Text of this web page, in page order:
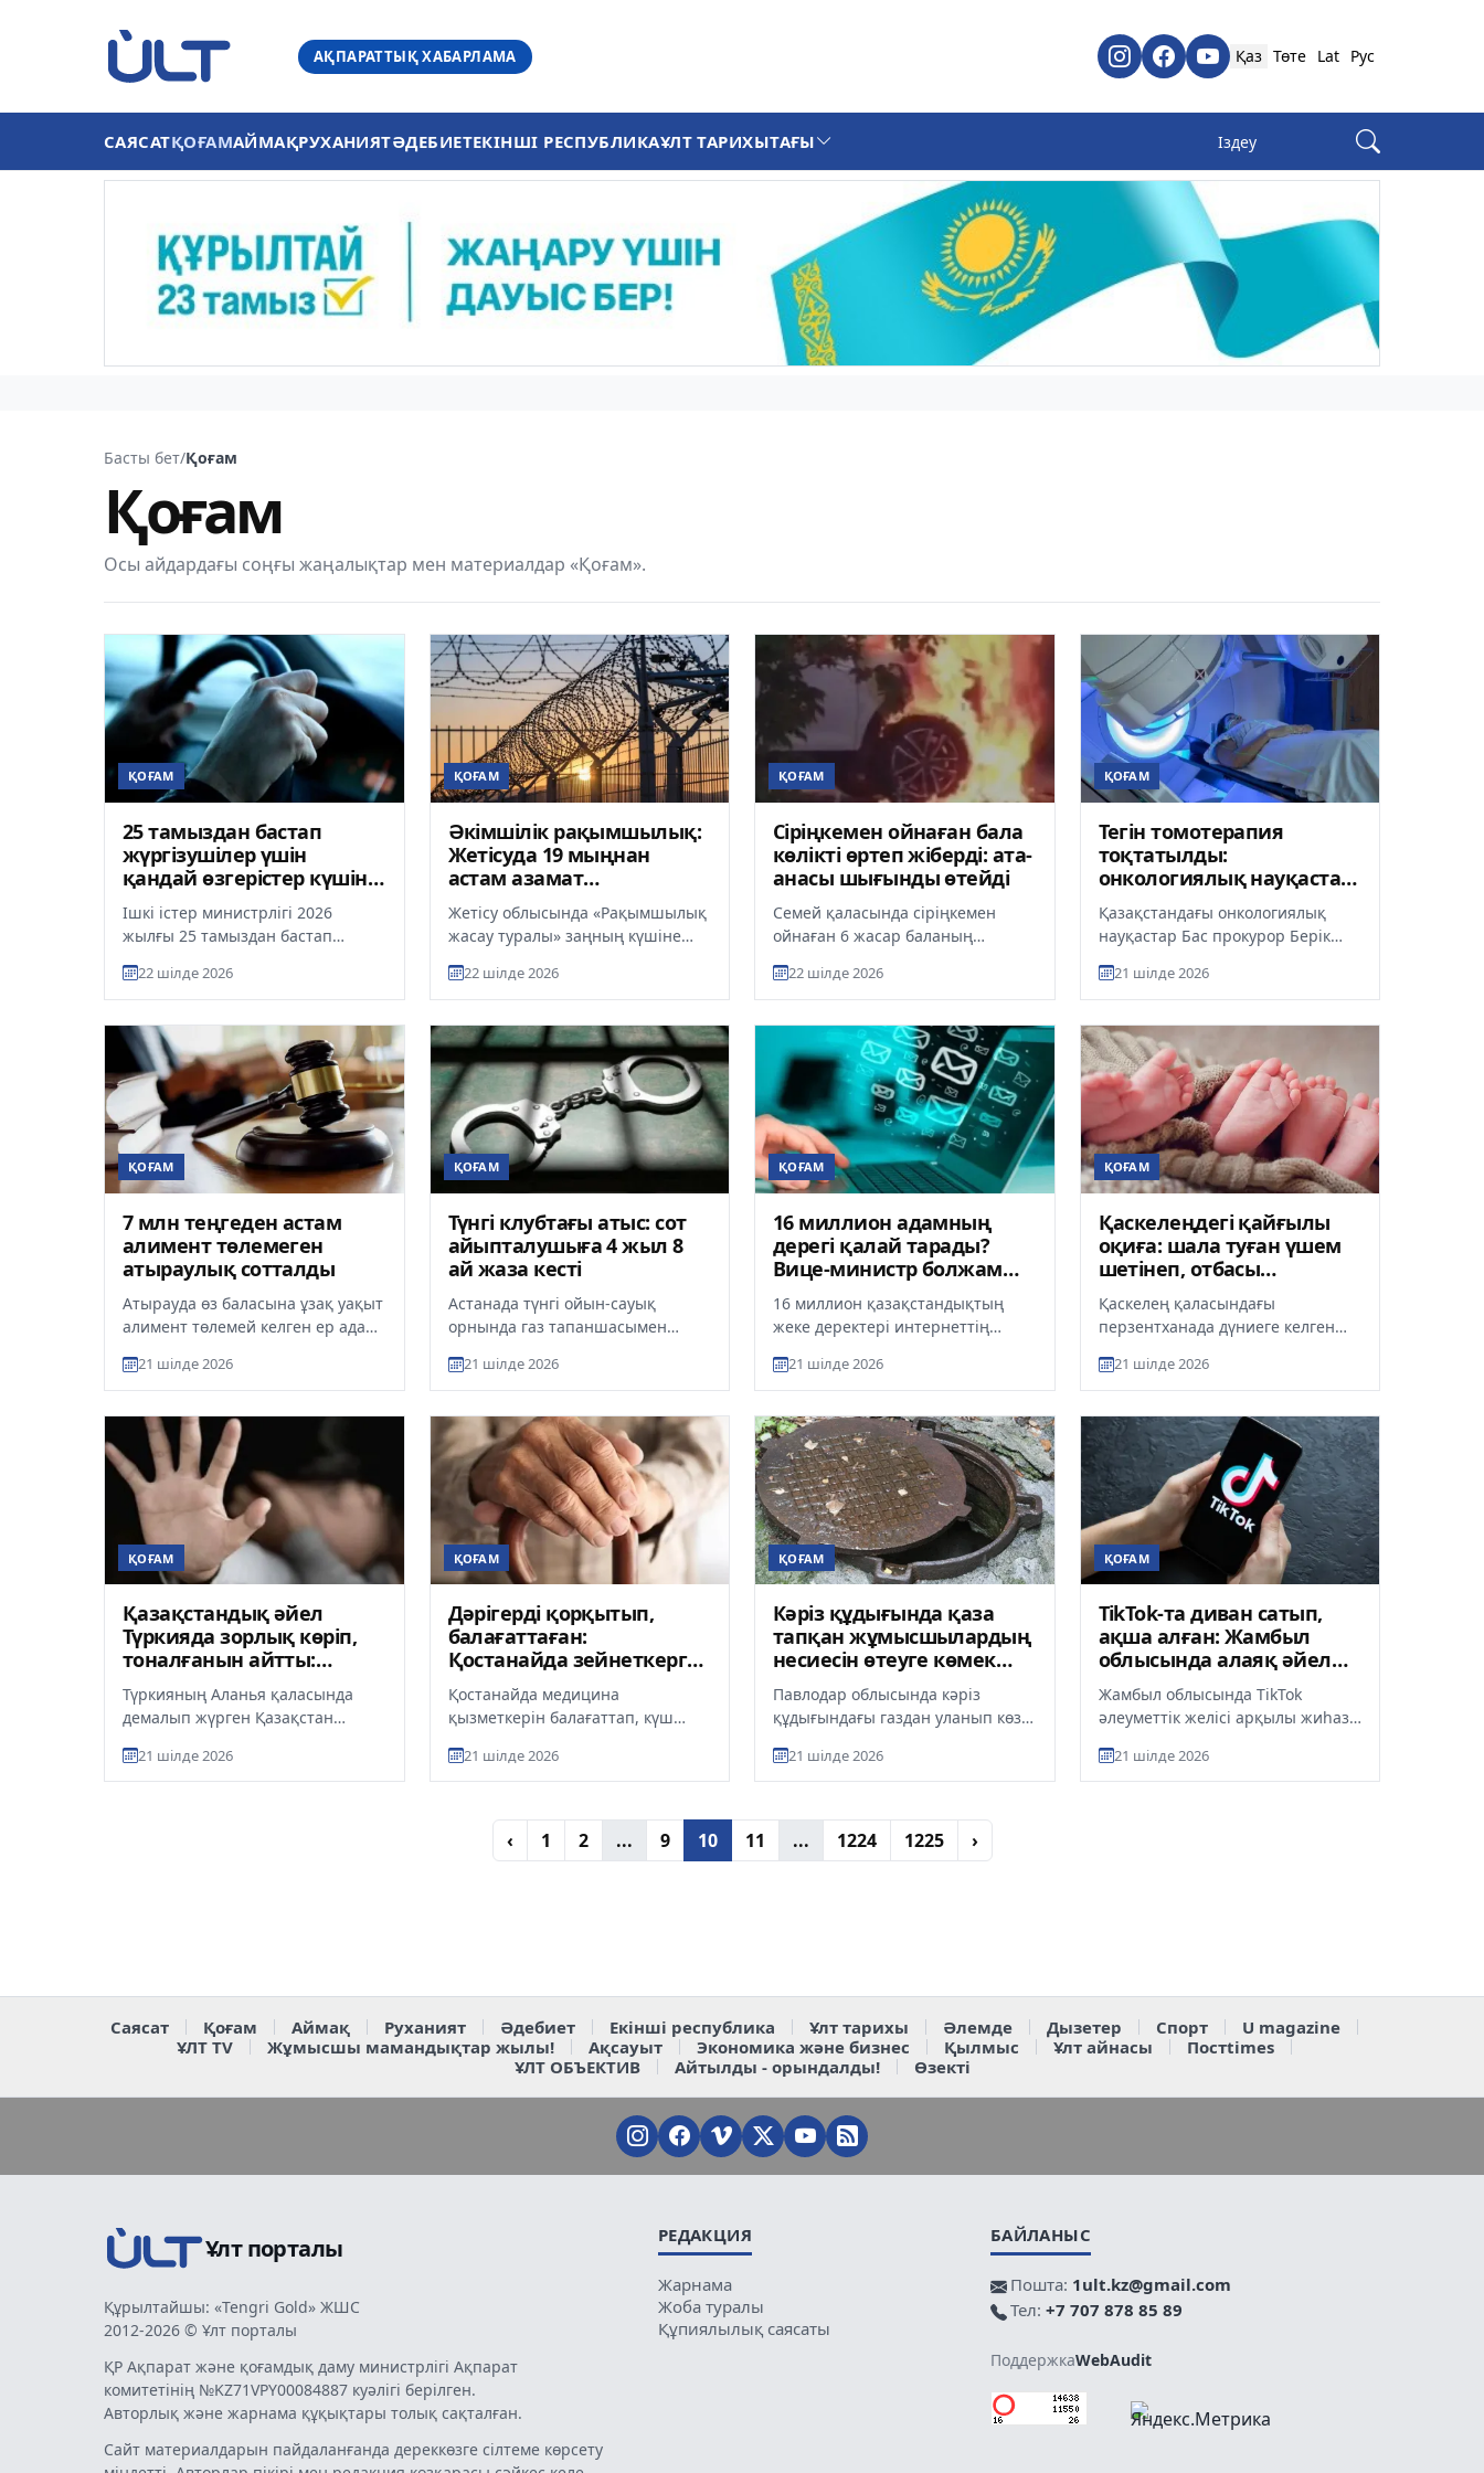
АҚПАРАТТЫҚ ХАБАРЛАМА Қаз Төте Lat Рус
САЯСАТҚОҒАМАЙМАҚРУХАНИЯТӘДЕБИЕТЕКІНШІ РЕСПУБЛИКАҰЛТ ТАРИХЫТАҒЫ
Басты бет/Қоғам
Қоғам
Осы айдардағы соңғы жаңалықтар мен материалдар «Қоғам».
ҚОҒАМ
25 тамыздан бастап
жүргізушілер үшін
қандай өзгерістер күшіне
енеді?
Ішкі істер министрлігі 2026
жылғы 25 тамыздан бастап
жүрісі туралы” заңына енгізілге...
22 шілде 2026
ҚОҒАМ
Әкімшілік рақымшылық:
Жетісуда 19 мыңнан
астам азамат
жауапкершіліктен
босатылды
Жетісу облысында «Рақымшылық
жасау туралы» заңның күшіне
әкімшілік жауапкершіліктен
босаты...
22 шілде 2026
ҚОҒАМ
Сіріңкемен ойнаған бала
көлікті өртеп жіберді: ата-
анасы шығынды өтейді
Семей қаласында сіріңкемен
ойнаған 6 жасар баланың
өртеніп кетті. Енді келтірілген
мат...
22 шілде 2026
ҚОҒАМ
Тегін томотерапия
тоқтатылды:
онкологиялық науқастар
Қазақстандағы онкологиялық
науқастар Бас прокурор Берік
Денсаулық сақтау министрлігінің
№103...
21 шілде 2026
ҚОҒАМ
7 млн теңгеден астам
алимент төлемеген
атыраулық сотталды
Атырауда өз баласына ұзақ уақыт
алимент төлемей келген ер адам
жазасына кесілді. Бұл...
21 шілде 2026
ҚОҒАМ
Түнгі клубтағы атыс: сот
айыпталушыға 4 жыл 8
ай жаза кесті
Астанада түнгі ойын-сауық
орнында газ тапаншасымен
жыл 8 айға бас бостандығынан
айыр...
21 шілде 2026
ҚОҒАМ
16 миллион адамның
дерегі қалай тарады?
Вице-министр болжам
айтты
16 миллион қазақстандықтың
жеке деректері интернеттің
сатылған болуы мүмкін. Бұл тур...
21 шілде 2026
ҚОҒАМ
Қаскелеңдегі қайғылы
оқиға: шала туған үшем
шетінеп, отбасы
дәрігерлерді жауапқа
тартуды талап етті
Қаскелең қаласындағы
перзентханада дүниеге келген
Қара жамылған отбасы оқиғаның
мән-...
21 шілде 2026
ҚОҒАМ
Қазақстандық әйел
Түркияда зорлық көріп,
тоналғанын айтты:
күдікті қамауға алынды
Түркияның Аланья қаласында
демалып жүрген Қазақстан
сипаттағы зорлық-зомбылық
жасалып, ұя...
21 шілде 2026
ҚОҒАМ
Дәрігерді қорқытып,
балағаттаған:
Қостанайда зейнеткерге
90 мың теңгеден астам
айыппұл салынды
Қостанайда медицина
қызметкерін балағаттап, күш
жастан асқан зейнеткер
әкімшілік жауапк...
21 шілде 2026
ҚОҒАМ
Кәріз құдығында қаза
тапқан жұмысшылардың
несиесін өтеуге көмек
беріледі
Павлодар облысында кәріз
құдығындағы газдан уланып көз
отбасына жан-жақты қолдау
көрсетіледі...
21 шілде 2026
ҚОҒАМ
TikTok-та диван сатып,
ақша алған: Жамбыл
облысында алаяқ әйел
2,5 жылға сотталды
Жамбыл облысында TikTok
әлеуметтік желісі арқылы жиһаз
әйел 2 жыл 6 айға бас
бостандығ...
21 шілде 2026
‹ 1 2 ... 9 10 11 ... 1224 1225 ›
Саясат Қоғам Аймақ Руханият Әдебиет Екінші республика Ұлт тарихы Әлемде Дызетер Спорт
U magazine
ҰЛТ TV
Жұмысшы мамандықтар жылы! Ақсауыт Экономика және бизнес Қылмыс Ұлт айнасы
Постtimes
ҰЛТ ОБЪЕКТИВ
Айтылды - орындалды! Өзекті
Ұлт порталы
Құрылтайшы: «Tengri Gold» ЖШС
2012-2026 © Ұлт порталы
ҚР Ақпарат және қоғамдық даму министрлігі Ақпарат
комитетінің №KZ71VPY00084887 куәлігі берілген.
Авторлық және жарнама құқықтары толық сақталған.
Сайт материалдарын пайдаланғанда дереккөзге сілтеме көрсету
РЕДАКЦИЯ
Жарнама
Жоба туралы
Құпиялылық саясаты
БАЙЛАНЫС
Пошта: 1ult.kz@gmail.com
Тел: +7 707 878 85 89
ПоддержкаWebAudit